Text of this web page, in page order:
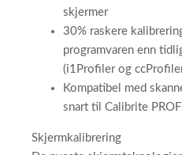
skjermer
30% raskere
programvaren enn
(i1Profiler og
Kompatibel med
snart til Calibrite
Skjermkalibrering